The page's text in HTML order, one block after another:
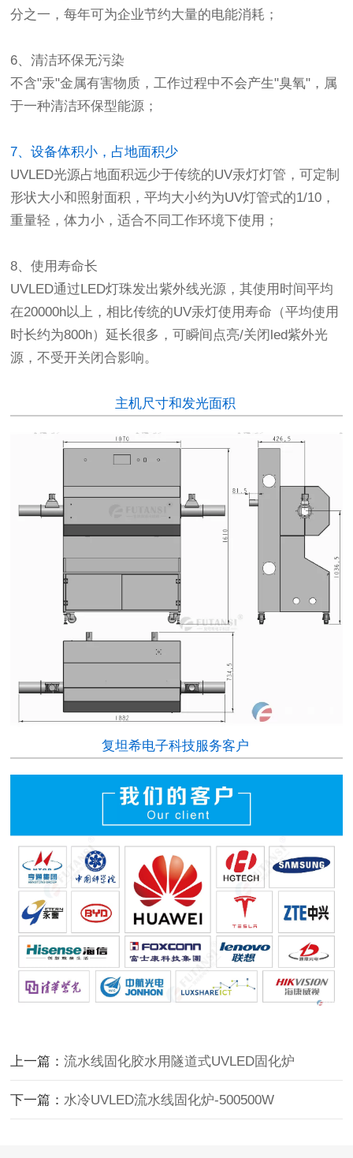
分之一，每年可为企业节约大量的电能消耗；
6、清洁环保无污染
不含"汞"金属有害物质，工作过程中不会产生"臭氧"，属
于一种清洁环保型能源；
7、设备体积小，占地面积少
UVLED光源占地面积远少于传统的UV汞灯灯管，可定制
形状大小和照射面积，平均大小约为UV灯管式的1/10，
重量轻，体力小，适合不同工作环境下使用；
8、使用寿命长
UVLED通过LED灯珠发出紫外线光源，其使用时间平均
在20000h以上，相比传统的UV汞灯使用寿命（平均使用
时长约为800h）延长很多，可瞬间点亮/关闭led紫外光
源，不受开关闭合影响。
主机尺寸和发光面积
复坦希电子科技服务客户
上一篇：流水线固化胶水用隧道式UVLED固化炉
下一篇： 水冷UVLED流水线固化炉-500500W